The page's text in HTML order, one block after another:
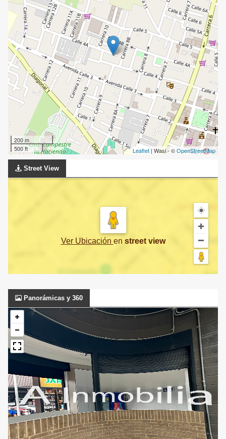
200 m
500 ft
Leaflet | Wasi - ©OpenStreetMap
Street View
Ver Ubicación en street view
Panorámicas y 360